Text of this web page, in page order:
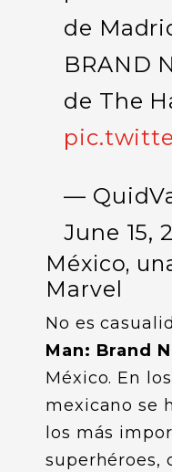
de
BRAND
de The
—
June 15,
México,
Marvel
No es
Man: Brand
México. En
mexicano se
los más
superhéroes,